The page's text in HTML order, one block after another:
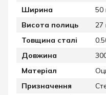
Ширина
50
Висота полиць
27
Товщина сталі
Довжина
Матеріал
Призначення